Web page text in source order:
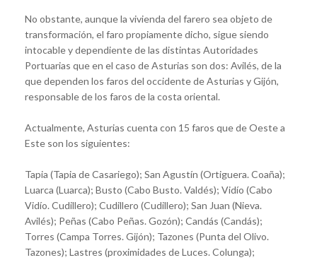
No obstante, aunque la vivienda del farero sea objeto de
transformación, el faro propiamente dicho, sigue siendo
intocable y dependiente de las distintas Autoridades
Portuarias que en el caso de Asturias son dos: Avilés, de la
que dependen los faros del occidente de Asturias y Gijón,
responsable de los faros de la costa oriental.
Actualmente, Asturias cuenta con 15 faros que de Oeste a
Este son los siguientes:
Tapia (Tapia de Casariego); San Agustín (Ortiguera. Coaña);
Luarca (Luarca); Busto (Cabo Busto. Valdés); Vidío (Cabo
Vidío. Cudillero); Cudillero (Cudillero); San Juan (Nieva.
Avilés); Peñas (Cabo Peñas. Gozón); Candás (Candás);
Torres (Campa Torres. Gijón); Tazones (Punta del Olivo.
Tazones); Lastres (proximidades de Luces. Colunga);